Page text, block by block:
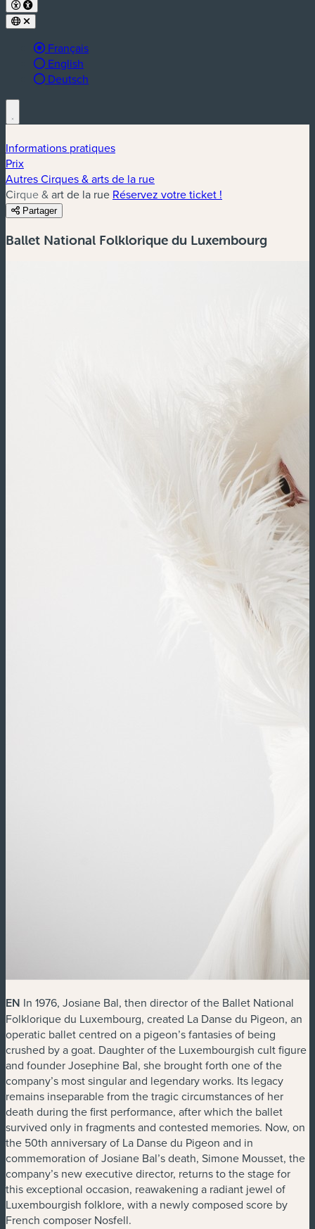
Langue active :
Français
English
Deutsch
Informations pratiques
Prix
Autres Cirques & arts de la rue
Cirque & art de la rue Réservez votre ticket !
Partager
Ballet National Folklorique du Luxembourg
EN In 1976, Josiane Bal, then director of the Ballet National
Folklorique du Luxembourg, created La Danse du Pigeon, an
operatic ballet centred on a pigeon’s fantasies of being
crushed by a goat. Daughter of the Luxembourgish cult figure
and founder Josephine Bal, she brought forth one of the
company’s most singular and legendary works. Its legacy
remains inseparable from the tragic circumstances of her
death during the first performance, after which the ballet
survived only in fragments and contested memories. Now, on
the 50th anniversary of La Danse du Pigeon and in
commemoration of Josiane Bal’s death, Simone Mousset, the
company’s new executive director, returns to the stage for
this exceptional occasion, reawakening a radiant jewel of
Luxembourgish folklore, with a newly composed score by
French composer Nosfell.